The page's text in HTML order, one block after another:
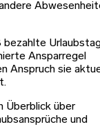
bezahlte
Ansparregel
Anspruch sie
Überblick über
und